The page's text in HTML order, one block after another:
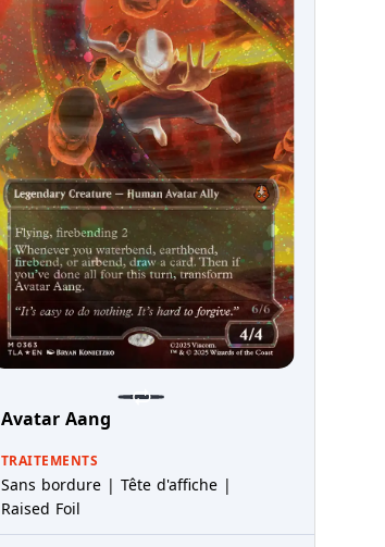
Avatar Aang
TRAITEMENTS
Sans bordure | Tête d'affiche |
Raised Foil